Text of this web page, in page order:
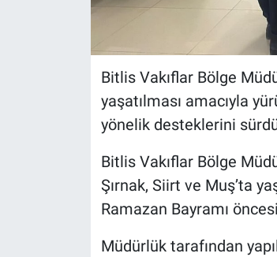
Bitlis Vakıflar Bölge
yaşatılması amacıyla
yönelik desteklerini
Bitlis Vakıflar Bölge
Şırnak, Siirt ve Muş’ta
Ramazan Bayramı
Müdürlük tarafından